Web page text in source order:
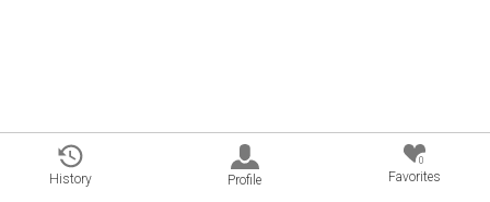
History Profile
0
Favorites